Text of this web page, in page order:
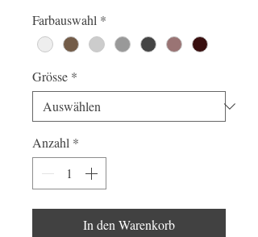
Farbauswahl *
Grösse *
Anzahl *
In den Warenkorb